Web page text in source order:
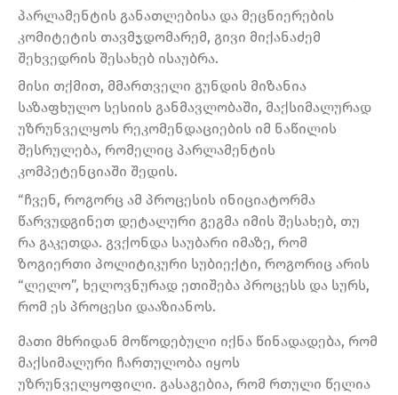
პარლამენტის განათლებისა და მეცნიერების
კომიტეტის თავმჯდომარემ, გივი მიქანაძემ
შეხვედრის შესახებ ისაუბრა.
მისი თქმით, მმართველი გუნდის მიზანია
საზაფხულო სესიის განმავლობაში, მაქსიმალურად
უზრუნველყოს რეკომენდაციების იმ ნაწილის
შესრულება, რომელიც პარლამენტის
კომპეტენციაში შედის.
“ჩვენ, როგორც ამ პროცესის ინიციატორმა
წარვუდგინეთ დეტალური გეგმა იმის შესახებ, თუ
რა გაკეთდა. გვქონდა საუბარი იმაზე, რომ
ზოგიერთი პოლიტიკური სუბიექტი, როგორიც არის
“ლელო”, ხელოვნურად ეთიშება პროცესს და სურს,
რომ ეს პროცესი დააზიანოს.
მათი მხრიდან მოწოდებული იქნა წინადადება, რომ
მაქსიმალური ჩართულობა იყოს
უზრუნველყოფილი. გასაგებია, რომ რთული წელია